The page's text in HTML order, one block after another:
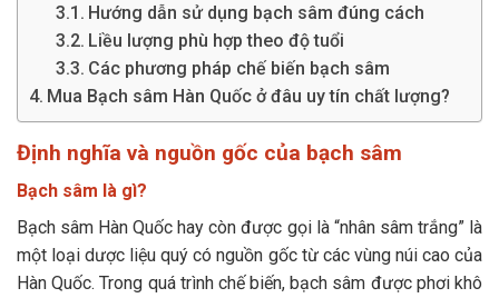
Hướng dẫn sử dụng bạch sâm đúng cách
Liều lượng phù hợp theo độ tuổi
Các phương pháp chế biến bạch sâm
Mua Bạch sâm Hàn Quốc ở đâu uy tín chất lượng?
Định nghĩa và nguồn gốc của bạch sâm
Bạch sâm là gì?
Bạch sâm Hàn Quốc hay còn được gọi là “nhân sâm trắng” là
một loại dược liệu quý có nguồn gốc từ các vùng núi cao của
Hàn Quốc. Trong quá trình chế biến, bạch sâm được phơi khô